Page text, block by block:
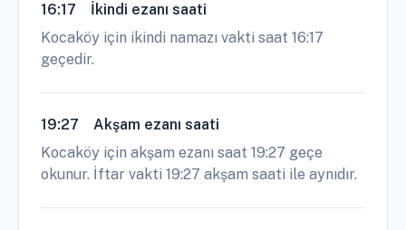
16:17
İkindi ezanı saati
Kocaköy için ikindi namazı vakti saat 16:17
geçedir.
19:27
Akşam ezanı saati
Kocaköy için akşam ezanı saat 19:27 geçe
okunur. İftar vakti 19:27 akşam saati ile aynıdır.